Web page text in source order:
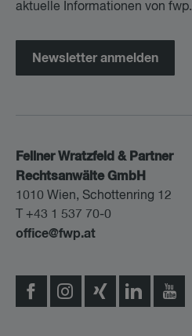
aktuelle Informationen von fwp.
Newsletter anmelden
Fellner Wratzfeld & Partner
Rechtsanwälte GmbH
1010 Wien, Schottenring 12
T +43 1 537 70-0
office@fwp.at